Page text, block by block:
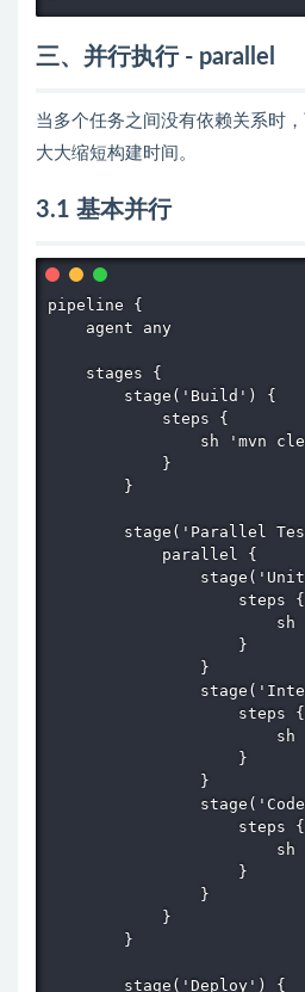
三、并行执行 - parallel
当多个任务之间没有依赖关系时
大大缩短构建时间。
3.1 基本并行
pipeline {
    agent any
    stages {
        stage('Build') {
            steps {
sh 'mvn
            }
        }
stage('Parallel
            parallel {
                    steps {
sh
                    }
                }
                    steps {
sh
                    }
                }
                    steps {
sh
                    }
                }
            }
        }
        stage('Deploy') {